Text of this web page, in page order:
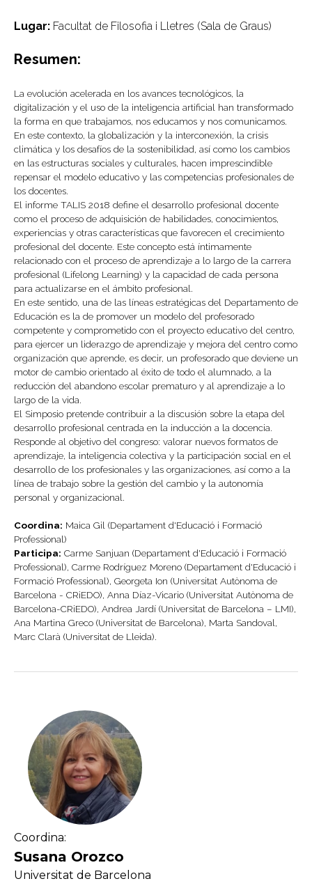
Lugar: Facultat de Filosofia i Lletres (Sala de Graus)
Resumen:
La evolución acelerada en los avances tecnológicos, la
digitalización y el uso de la inteligencia artificial han transformado
la forma en que trabajamos, nos educamos y nos comunicamos.
En este contexto, la globalización y la interconexión, la crisis
climática y los desafíos de la sostenibilidad, así como los cambios
en las estructuras sociales y culturales, hacen imprescindible
repensar el modelo educativo y las competencias profesionales de
los docentes.
El informe TALIS 2018 define el desarrollo profesional docente
como el proceso de adquisición de habilidades, conocimientos,
experiencias y otras características que favorecen el crecimiento
profesional del docente. Este concepto está íntimamente
relacionado con el proceso de aprendizaje a lo largo de la carrera
profesional (Lifelong Learning) y la capacidad de cada persona
para actualizarse en el ámbito profesional.
En este sentido, una de las líneas estratégicas del Departamento de
Educación es la de promover un modelo del profesorado
competente y comprometido con el proyecto educativo del centro,
para ejercer un liderazgo de aprendizaje y mejora del centro como
organización que aprende, es decir, un profesorado que deviene un
motor de cambio orientado al éxito de todo el alumnado, a la
reducción del abandono escolar prematuro y al aprendizaje a lo
largo de la vida.
El Simposio pretende contribuir a la discusión sobre la etapa del
desarrollo profesional centrada en la inducción a la docencia.
Responde al objetivo del congreso: valorar nuevos formatos de
aprendizaje, la inteligencia colectiva y la participación social en el
desarrollo de los profesionales y las organizaciones, así como a la
línea de trabajo sobre la gestión del cambio y la autonomía
personal y organizacional.
Coordina: Maica Gil (Departament d'Educació i Formació
Professional)
Participa: Carme Sanjuan (Departament d'Educació i Formació
Professional), Carme Rodríguez Moreno (Departament d'Educació i
Formació Professional), Georgeta Ion (Universitat Autònoma de
Barcelona - CRiEDO), Anna Díaz-Vicario (Universitat Autònoma de
Barcelona-CRiEDO), Andrea Jardí (Universitat de Barcelona – LMI),
Ana Martina Greco (Universitat de Barcelona), Marta Sandoval,
Marc Clarà (Universitat de Lleida).
Coordina:
Susana Orozco
Universitat de Barcelona